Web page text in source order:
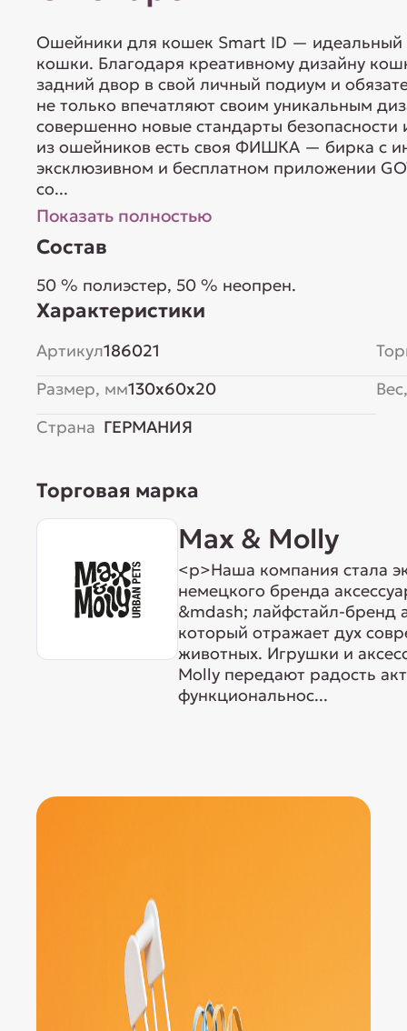
Ошейники для кошек Smart ID — идеальный
кошки. Благодаря креативному дизайну
задний двор в свой личный подиум и
не только впечатляют своим уникальным
совершенно новые стандарты
из ошейников есть своя ФИШКА — бирка с
эксклюзивном и бесплатном приложении
со...
Показать полностью
Состав
50 % полиэстер, 50 % неопрен.
Характеристики
Артикул186021
Размер, мм130x60x20
Страна ГЕРМАНИЯ
Торговая марка
Max & Molly
<p>Наша компания стала
немецкого бренда
&mdash; лайфстайл-бренд
который отражает дух
животных. Игрушки и
Molly передают радость
функциональнос...